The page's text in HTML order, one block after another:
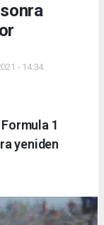
- 14:34
1
yeniden